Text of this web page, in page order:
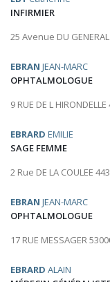
INFIRMIER
25 Avenue DU
EBRAN JEAN-MARC
OPHTALMOLOGUE
9 RUE DE L
EBRARD EMILIE
SAGE FEMME
2 Rue DE LA COULEE
EBRAN JEAN-MARC
OPHTALMOLOGUE
17 RUE MESSAGER
EBRARD ALAIN